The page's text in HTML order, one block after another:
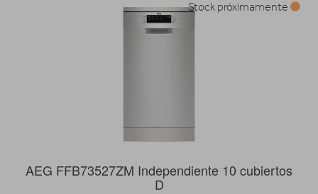
AEG FFB73527ZM Independiente 10 cubiertos
D
Stock próximamente